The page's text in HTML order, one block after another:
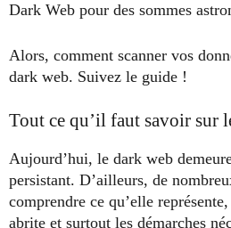
Dark Web pour des sommes
Alors, comment scanner vos
dark web. Suivez le guide !
Tout ce qu’il faut savoir sur
Aujourd’hui, le dark web
persistant. D’ailleurs, de
comprendre ce qu’elle
abrite et surtout les démarches